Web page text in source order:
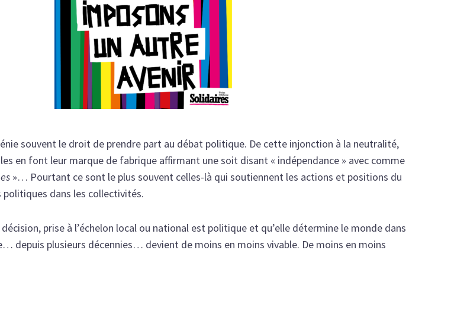
souvent le droit de prendre part au débat politique. De cette injonction à la neutralité,
en font leur marque de fabrique affirmant une soit disant « indépendance » avec comme
»… Pourtant ce sont le plus souvent celles-là qui soutiennent les actions et positions du
dans les collectivités.
prise à l’échelon local ou national est politique et qu’elle détermine le monde dans
depuis plusieurs décennies… devient de moins en moins vivable. De moins en moins